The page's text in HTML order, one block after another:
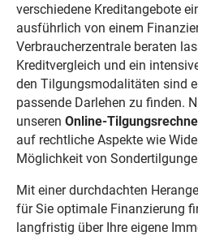
verschiedene Kreditangebote
ausführlich von einem
Verbraucherzentrale beraten
Kreditvergleich und ein
den Tilgungsmodalitäten sind
passende Darlehen zu finden.
unseren Online-
auf rechtliche Aspekte wie
Möglichkeit von
Mit einer durchdachten
für Sie optimale Finanzierung
langfristig über Ihre eigene